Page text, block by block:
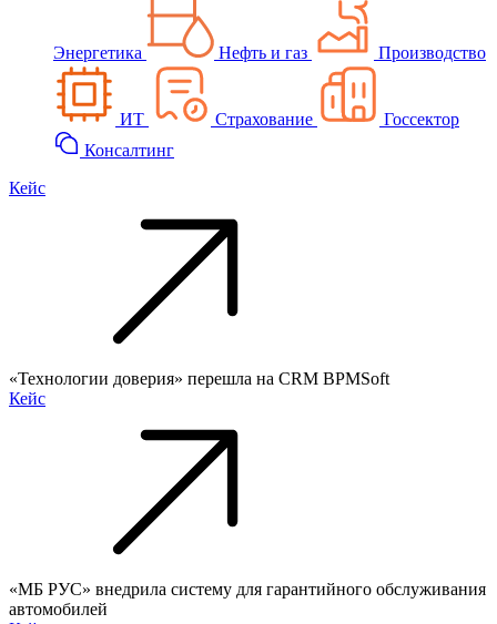
Энергетика Нефть и газ Производство
ИТ Страхование
Госсектор
Консалтинг
Кейс
«Технологии доверия» перешла на CRM BPMSoft
Кейс
«МБ РУС» внедрила систему для гарантийного обслуживания
автомобилей